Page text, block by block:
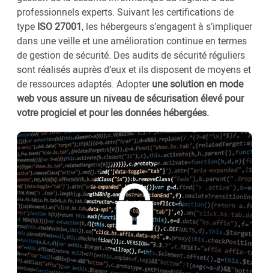
professionnels experts. Suivant les certifications de
type ISO 27001, les hébergeurs s’engagent à s’impliquer
dans une veille et une amélioration continue en termes
de gestion de sécurité. Des audits de sécurité réguliers
sont réalisés auprès d’eux et ils disposent de moyens et
de ressources adaptés. Adopterune solution en mode
web vous assure un niveau de sécurisation élevé pour
votre progiciel et pour les données hébergées.